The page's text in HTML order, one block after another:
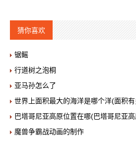
猜你喜欢
锯鳐
行道树之泡桐
亚马孙怎么了
世界上面积最大的海洋是哪个洋(面积
巴塔哥尼亚高原位置在哪(巴塔哥尼亚
魔兽争霸战动画的制作